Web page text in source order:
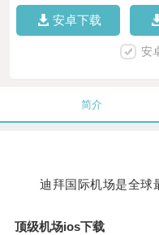
安卓下载
安
简介
迪拜国际机场是全球最
顶级机场ios下载